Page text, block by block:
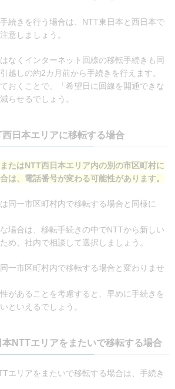
続きを行う場合は、NTT東日本と西日本で
意しましょう。
なくインターネット回線の移転手続きも同
越しの約2カ月前から手続きを行えます。
おくことで、「希望日に回線を開通できな
らせるでしょう。
日本エリアに移転する場合
たはNTT西日本エリア内の別の市区町村に
は、電話番号が変わる可能性があります。
同一市区町村内で移転する場合と同様に
場合は、移転手続きの中でNTTから新しい
め、社内で相談して選択しましょう。
一市区町村内で移転する場合と変わりませ
があることを考慮すると、早めに手続きを
といえるでしょう。
本NTTエリアをまたいで移転する場合
エリアをまたいで移転する場合は、手続き